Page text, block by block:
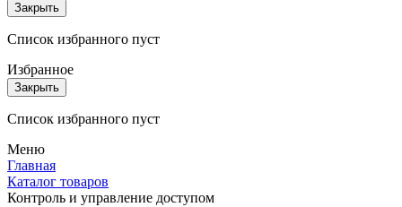
Закрыть
Список избранного пуст
Избранное
Закрыть
Список избранного пуст
Меню
Главная
Каталог товаров
Контроль и управление доступом